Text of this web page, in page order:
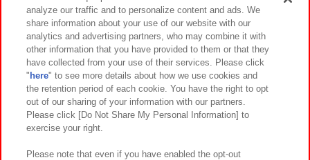
イベント・キャンペーン
関連会社 サステナビリティ サイトポリシー
プライバシーポリシー ウェブアクセシビリティ方針と検証結果
お取引先さまとともに
カスタマーハラスメント対応方針 よくあるご質問・お問い合わせ
analyze our traffic and to personalize content and ads. We
share information about your use of our website with our
analytics and advertising partners, who may combine it with
other information that you have provided to them or that they
have collected from your use of their services. Please click
" here" to see more details about how we use cookies and
the retention period of each cookie. You have the right to opt
out of our sharing of your information with our partners.
Please click [Do Not Share My Personal Information] to
exercise your right.
Please note that even if you have enabled the opt-out